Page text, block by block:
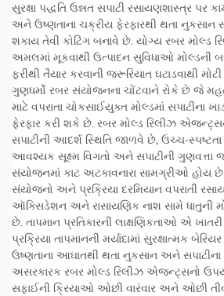
સુરક્ષા પદ્ધતિ ઉન્નત સપાટી રસાયણશાસ્ત્ર પર
અને ઉષ્ણતાના ચક્રીય ફેરફારથી થતા નુકસાન
શકાય તેવી કોટિંગ બનાવે છે. યોગ્ય રબર મોલ્ડ
અમલમાં મૂકવાથી ઉત્પાદન સુવિધાઓ મોલ્ડની
ફરીથી તૈયાર કરવાની જરૂરિયાત ઘટાડવાથી
ગુણધર્મો રબર સંયોજનના ચોંટવાને રોકે છે જે
માટે વપરાતા ચોકસાઈયુક્ત મોલ્ડમાં સપાટીના
ફેરફાર કરી શકે છે. રબર મોલ્ડ રિલીઝ
સપાટીની આદર્શ સ્થિતિ જાળવે છે, ઉચ્ચ-સ્પષ્ટતા
આવશ્યક સૂક્ષ્મ વિગતો અને સપાટીની ગુણવત્તા
સંયોજનમાં કાટ અટકાવનારા સામગ્રીઓ હોય
સંયોજનો અને પ્રક્રિયા દરમિયાન વપરાતી
ઑક્સિડેશન અને રાસાયણિક નાશ સામે ધાતુની
છે. તાપમાન પ્રતિકારની લાક્ષણિકતાઓ એ
પ્રક્રિયા તાપમાનની મર્યાદામાં સુરક્ષાત્મક
ઉષ્ણતાના આઘાતથી થતા નુકસાન અને
અસરકારક રબર મોલ્ડ રિલીઝ એજન્ટ્સનો
સફાઈની ક્રિયાઓ ઓછી વારંવાર અને ઓછી